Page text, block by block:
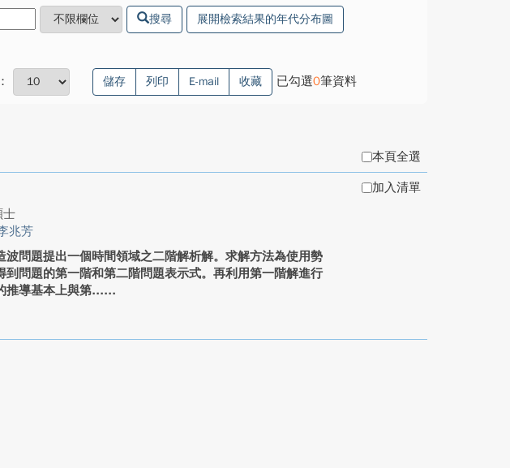
搜尋 展開檢索結果的年代分布圖
儲存 列印 E-mail 收藏 已勾選0筆資料
本頁全選
兆芳
波問題提出一個時間領域之二階解析解。求解方法為使用勢
到問題的第一階和第二階問題表示式。再利用第一階解進行
推導基本上與第...
加入清單